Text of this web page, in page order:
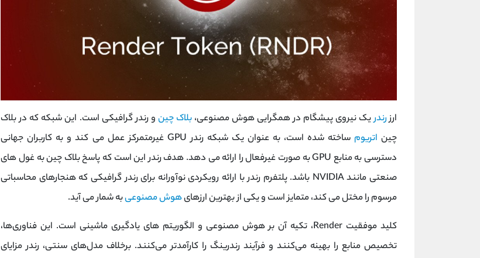
ارزرندریک نیروی پیشگام در همگرایی هوش مصنوعی،بلاک چین و رندر گرافیکی است. این شبکه که در بلاک
چین اتریوم
ساخته شده است، به عنوان یک شبکه رندر GPU غیرمتمرکز عمل می کند و به کاربران جهانی
دسترسی به منابع GPU به صورت غیرفعال را ارائه می دهد. هدف رندر این است که پاسخ بلاک چین به غول های
صنعتی مانند NVIDIA باشد. پلتفرم رندر با ارائه رویکردی نوآورانه برای رندر گرافیکی که هنجارهای محاسباتی
مرسوم را مختل می کند، متمایز است و یکی از بهترین ارزهایهوش مصنوعیبه شمار می آید.
کلید موفقیت Render، تکیه آن بر هوش مصنوعی و الگوریتم های یادگیری ماشینی است. این فناوری‌ها،
تخصیص منابع را بهینه می‌کنند و فرآیند رندرینگ را کارآمدتر می‌کنند. برخلاف مدل‌های سنتی، رندر مزایای